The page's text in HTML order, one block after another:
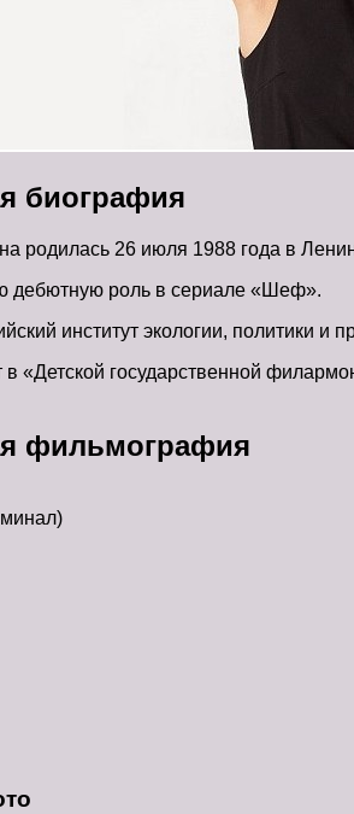
биография
родилась 26 июля 1988 года в
дебютную роль в сериале «Шеф».
институт экологии, политики
в «Детской государственной
фильмография